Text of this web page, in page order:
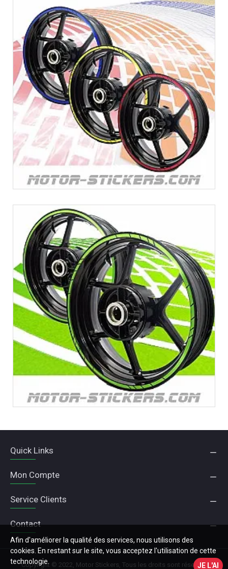
Quick Links
Mon Compte
Service Clients
Contact
Copyright © 2022, Motor Stickers, Tous les droits sont réservésJE L'AI
Afin d'améliorer la qualité des services, nous utilisons des
cookies. En restant sur le site, vous acceptez l'utilisation de cette
technologie.